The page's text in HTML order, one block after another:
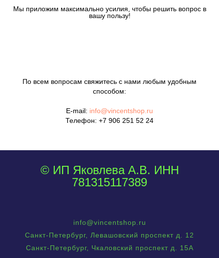
Мы приложим максимально усилия, чтобы решить вопрос в
вашу пользу!
По всем вопросам свяжитесь с нами любым удобным
способом:
E-mail: info@vincentshop.ru
Телефон: +7 906 251 52 24
© ИП Яковлева А.В. ИНН
781315117389
info@vincentshop.ru
Санкт-Петербург, Левашовский проспект д. 12
Санкт-Петербург, Чкаловский проспект д. 15А